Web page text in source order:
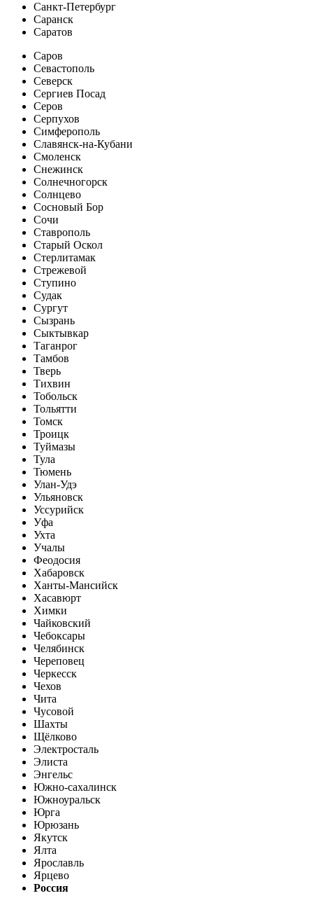
Санкт-Петербург
Саранск
Саратов
Саров
Севастополь
Северск
Сергиев Посад
Серов
Серпухов
Симферополь
Славянск-на-Кубани
Смоленск
Снежинск
Солнечногорск
Солнцево
Сосновый Бор
Сочи
Ставрополь
Старый Оскол
Стерлитамак
Стрежевой
Ступино
Судак
Сургут
Сызрань
Сыктывкар
Таганрог
Тамбов
Тверь
Тихвин
Тобольск
Тольятти
Томск
Троицк
Туймазы
Тула
Тюмень
Улан-Удэ
Ульяновск
Уссурийск
Уфа
Ухта
Учалы
Феодосия
Хабаровск
Ханты-Мансийск
Хасавюрт
Химки
Чайковский
Чебоксары
Челябинск
Череповец
Черкесск
Чехов
Чита
Чусовой
Шахты
Щёлково
Электросталь
Элиста
Энгельс
Южно-сахалинск
Южноуральск
Юрга
Юрюзань
Якутск
Ялта
Ярославль
Ярцево
Россия